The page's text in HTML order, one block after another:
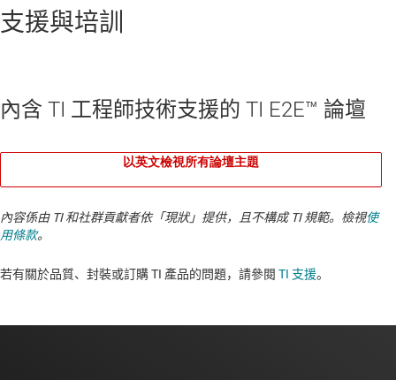
支援與培訓
內含 TI 工程師技術支援的 TI E2E™ 論壇
以英文檢視所有論壇主題
內容係由 TI 和社群貢獻者依「現狀」提供，且不構成 TI 規範。檢視使
用條款。
若有關於品質、封裝或訂購 TI 產品的問題，請參閱 TI 支援。​​​​​​​​​​​​​​